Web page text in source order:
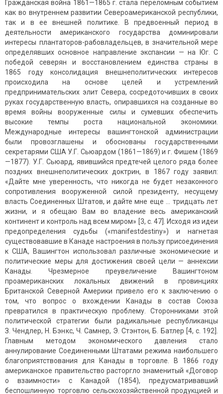
Гражданская война 1861—1865 г. стала переломным событием
как во внутреннем развитии Североамериканской республики,
так и в ее внешней политике. В предвоенный период в
деятельности американского государства доминировали
интересы плантаторов-рабовладельцев, в значительной мере
определявших основное направление экспансии — на Юг. С
победой северян и восстанов­лением единства страны в
1865 году консолидация внешнеполити­ческих интересов
происходила на основе целей и устремлений
предпринимательских элит Севера, сосредоточивших в своих
руках государственную власть, опиравшихся на созданные во
время войны вооруженные силы и сумевших обеспечить
высокие темпы роста национальной экономики.
Международные интересы вашингтонской администрации
были провозглашены и обоснованы государственными
секретарями США У.Г. Сьюардом (1861—1869) и г. Фишем (1869
—1877). У.Г. Сьюард, явившийся предтечей целого ряда более
поздних внешнеполитических доктрин, в 1867 году заявил:
«Дайте мне уверенность, что никогда не будет незаконного
сопротивления вооруженной силой президенту, несущему
власть Соединенных Штатов, и дайте мне еще … тридцать лет
жизни, и я обещаю Вам во владение весь американский
континент и контроль над всем миром» [3, c. 47]. Исходя из идеи
предопределения судьбы («manifestdestiny») и нагнетая
существовавшие в Канаде настроения в пользу присоединения
к США, Вашингтон использовал различные экономические и
политические меры для достижения своей цели — аннексии
Канады. Чрезмерное преувеличение Вашингтоном
проамериканских локальных движений в провинциях
Британской Северной Америки привело его к заключению о
том, что вопрос о вхождении Канады в состав Союза
превратился в практическую проблему. Сторонниками этой
политической стратегии были радикальные республиканцы
З. Чендлер, Н. Бэнкс, Ч. Самнер, Э. Стэнтон, Б. Батлер [4, c. 192].
Главным методом экономического давления стало
аннулирование Соединенными Штатами режима наибольшего
благоприятствования для Канады в торговле. В 1866 году
американское правительство расторгло знаменитый «Договор
о взаимности» с Канадой (1854), предусматривавший
беспошлинную торговлю сельскохозяйственной продукцией и